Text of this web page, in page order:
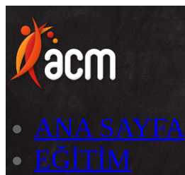
ANA SAYFA
EĞİTİM